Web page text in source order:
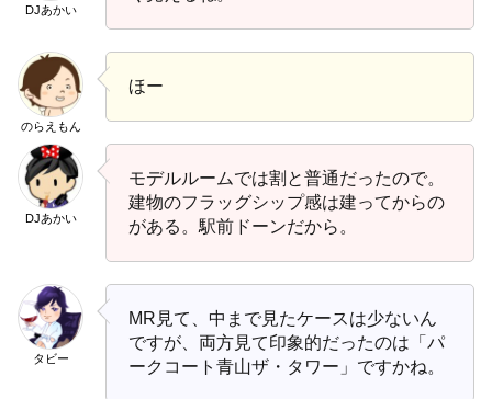
DJあかい
のらえもん
ほー
DJあかい
モデルルームでは割と普通だったので。
建物のフラッグシップ感は建ってからの
がある。駅前ドーンだから。
タビー
MR見て、中まで見たケースは少ないん
ですが、両方見て印象的だったのは「パ
ークコート青山ザ・タワー」ですかね。